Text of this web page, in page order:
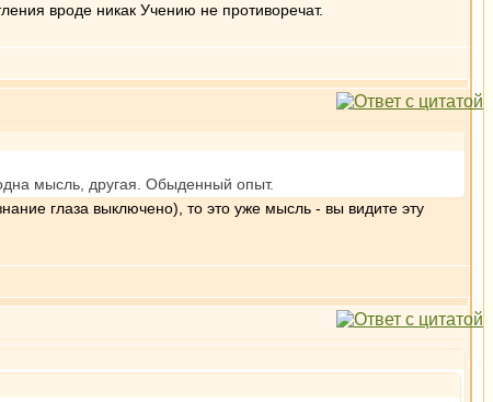
вроде никак Учению не противоречат.
мысль, другая. Обыденный опыт.
глаза выключено), то это уже мысль - вы видите эту